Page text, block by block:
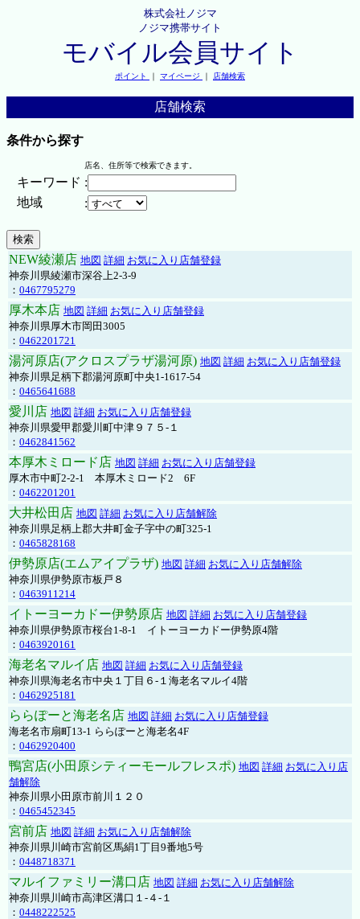
株式会社ノジマ
ノジマ携帯サイト
モバイル会員サイト
ポイント ｜ マイページ ｜ 店舗検索
店舗検索
条件から探す
店名、住所等で検索できます。
キーワード :
地域
:
NEW綾瀬店 地図 詳細 お気に入り店舗登録
神奈川県綾瀬市深谷上2-3-9
： 0467795279
厚木本店 地図 詳細 お気に入り店舗登録
神奈川県厚木市岡田3005
： 0462201721
湯河原店(アクロスプラザ湯河原) 地図 詳細 お気に入り店舗登録
神奈川県足柄下郡湯河原町中央1-1617-54
： 0465641688
愛川店 地図 詳細 お気に入り店舗登録
神奈川県愛甲郡愛川町中津９７５-１
： 0462841562
本厚木ミロード店 地図 詳細 お気に入り店舗登録
厚木市中町2-2-1 本厚木ミロード2 6F
： 0462201201
大井松田店 地図 詳細 お気に入り店舗解除
神奈川県足柄上郡大井町金子字中の町325-1
： 0465828168
伊勢原店(エムアイプラザ) 地図 詳細 お気に入り店舗解除
神奈川県伊勢原市板戸８
： 0463911214
イトーヨーカドー伊勢原店 地図 詳細 お気に入り店舗登録
神奈川県伊勢原市桜台1-8-1 イトーヨーカドー伊勢原4階
： 0463920161
海老名マルイ店 地図 詳細 お気に入り店舗登録
神奈川県海老名市中央１丁目６-１海老名マルイ4階
： 0462925181
ららぽーと海老名店 地図 詳細 お気に入り店舗登録
海老名市扇町13-1 ららぽーと海老名4F
： 0462920400
鴨宮店(小田原シティーモールフレスポ) 地図 詳細 お気に入り店
舗解除
神奈川県小田原市前川１２０
： 0465452345
宮前店 地図 詳細 お気に入り店舗解除
神奈川県川崎市宮前区馬絹1丁目9番地5号
： 0448718371
マルイファミリー溝口店 地図 詳細 お気に入り店舗解除
神奈川県川崎市高津区溝口１-４-１
： 0448222525